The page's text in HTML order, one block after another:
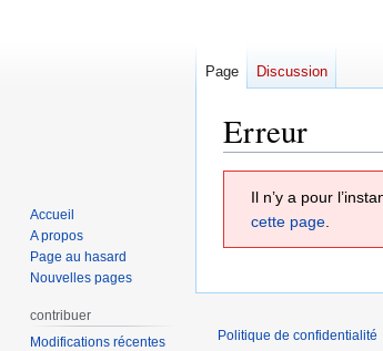
Erreur
Il n’y a pour
cette page.
Page Discussion
Accueil
A propos
Page au hasard
Nouvelles pages
contribuer
Modifications récentes
Politique de confidentialité